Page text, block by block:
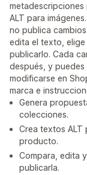
ALT para
no publica
edita el texto,
publicarlo. Cada
después, y
modificarse en
marca e
Genera
colecciones.
Crea textos ALT
producto.
Compara, edita
publicarla.